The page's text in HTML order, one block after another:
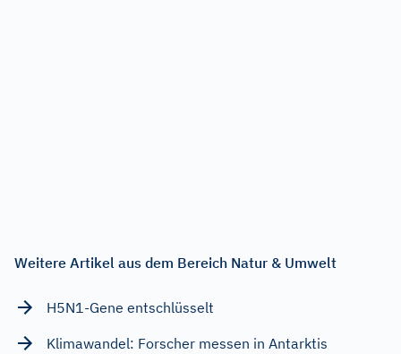
Weitere Artikel aus dem Bereich Natur & Umwelt
H5N1-Gene entschlüsselt
Klimawandel: Forscher messen in Antarktis